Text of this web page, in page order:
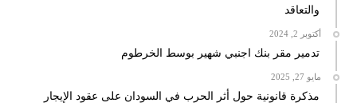
والتعاقد
أكتوبر 2, 2024
تدمير مقر بنك اجنبي شهير بوسط الخرطوم
مايو 27, 2025
مذكرة قانونية حول أثر الحرب في السودان على عقود الإيجار